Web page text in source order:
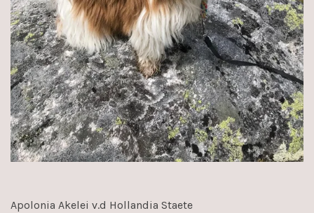
Apolonia Akelei v.d Hollandia Staete